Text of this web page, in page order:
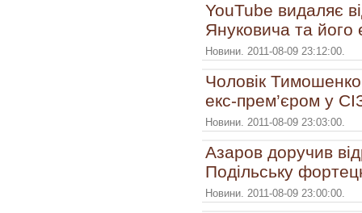
YouTube видаляє
Януковича та його
Новини. 2011-08-09 23:12:00.
Чоловік Тимошенко
екс-прем’єром у
Новини. 2011-08-09 23:03:00.
Азаров доручив
Подільську
Новини. 2011-08-09 23:00:00.